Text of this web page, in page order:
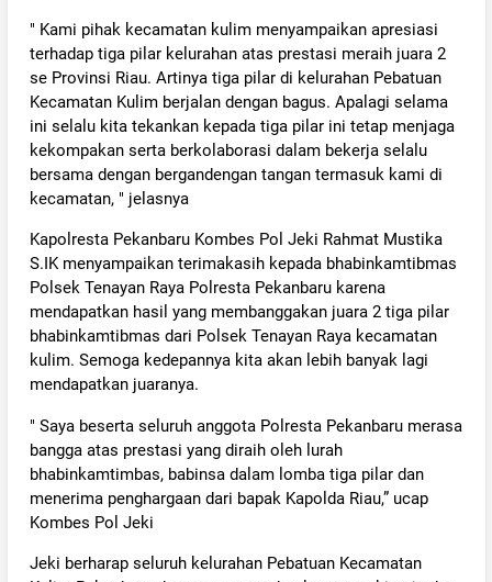
" Kami pihak kecamatan kulim menyampaikan apresiasi
terhadap tiga pilar kelurahan atas prestasi meraih juara 2
se Provinsi Riau. Artinya tiga pilar di kelurahan Pebatuan
Kecamatan Kulim berjalan dengan bagus. Apalagi selama
ini selalu kita tekankan kepada tiga pilar ini tetap menjaga
kekompakan serta berkolaborasi dalam bekerja selalu
bersama dengan bergandengan tangan termasuk kami di
kecamatan, " jelasnya
Kapolresta Pekanbaru Kombes Pol Jeki Rahmat Mustika
S.IK menyampaikan terimakasih kepada bhabinkamtibmas
Polsek Tenayan Raya Polresta Pekanbaru karena
mendapatkan hasil yang membanggakan juara 2 tiga pilar
bhabinkamtibmas dari Polsek Tenayan Raya kecamatan
kulim. Semoga kedepannya kita akan lebih banyak lagi
mendapatkan juaranya.
" Saya beserta seluruh anggota Polresta Pekanbaru merasa
bangga atas prestasi yang diraih oleh lurah
bhabinkamtimbas, babinsa dalam lomba tiga pilar dan
menerima penghargaan dari bapak Kapolda Riau,” ucap
Kombes Pol Jeki
Jeki berharap seluruh kelurahan Pebatuan Kecamatan